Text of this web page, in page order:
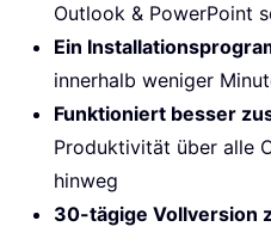
Outlook & PowerPoint
Ein
innerhalb weniger
Funktioniert besser
Produktivität über alle
hinweg
30-tägige Vollversion